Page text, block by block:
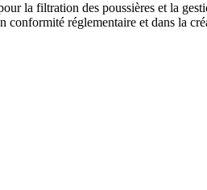
la filtration des poussières et la
conformité réglementaire et dans la